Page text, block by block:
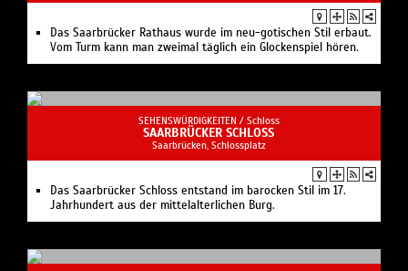
Das Saarbrücker Rathaus wurde im neu-gotischen Stil erbaut.
Vom Turm kann man zweimal täglich ein Glockenspiel hören.
SEHENSWÜRDIGKEITEN / Schloss
SAARBRÜCKER SCHLOSS
Saarbrücken, Schlossplatz
Das Saarbrücker Schloss entstand im barocken Stil im 17.
Jahrhundert aus der mittelalterlichen Burg.